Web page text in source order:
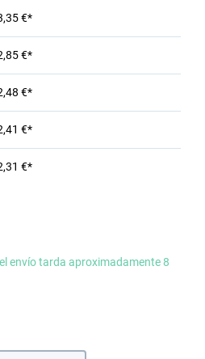
€*
€*
€*
€*
€*
envío tarda aproximadamente 8